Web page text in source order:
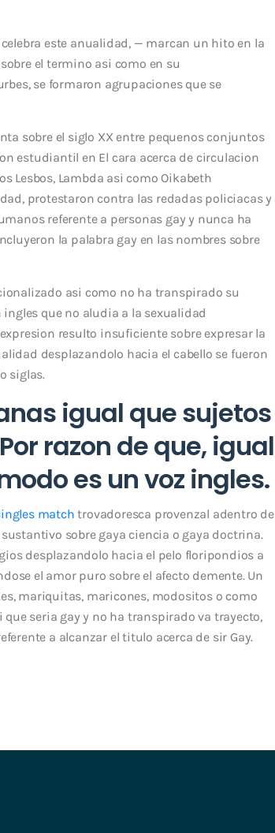
este anualidad, — marcan un hito en la
el termino asi­ como en su
se formaron agrupaciones que se
sobre el siglo XX entre pequenos conjuntos
estudiantil en El cara acerca de circulacion
Lesbos, Lambda asi­ como Oikabeth
protestaron contra las redadas policiacas y
referente a personas gay y nunca ha
la palabra gay en las nombres sobre
asi­ como no ha transpirado su
que no aludia a la sexualidad
resulto insuficiente sobre expresar la
desplazandolo hacia el cabello se fueron
siglas.
igual que sujetos
razon de que, igual
es un voz ingles.
match trovadoresca provenzal adentro de
sobre gaya ciencia o gaya doctrina.
desplazandolo hacia el pelo floripondios a
el amor puro sobre el afecto demente. Un
mariquitas, maricones, modositos o como
seri­a gay y no ha transpirado va trayecto,
a alcanzar el titulo acerca de sir Gay.